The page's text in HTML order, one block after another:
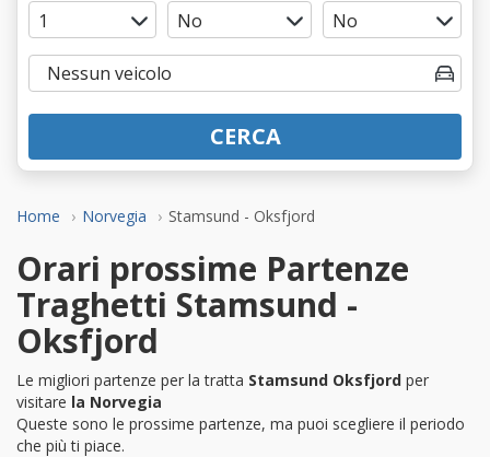
Home Norvegia Stamsund - Oksfjord
CERCA
Orari prossime Partenze
Traghetti Stamsund -
Oksfjord
Le migliori partenze per la tratta Stamsund Oksfjord per
visitare la Norvegia
Queste sono le prossime partenze, ma puoi scegliere il periodo
che più ti piace.